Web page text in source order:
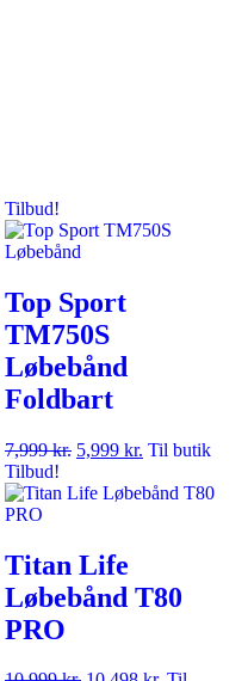
Tilbud!
Top Sport
TM750S
Løbebånd
Foldbart
7,999kr. 5,999 kr. Til butik
Tilbud!
Titan Life
Løbebånd T80
PRO